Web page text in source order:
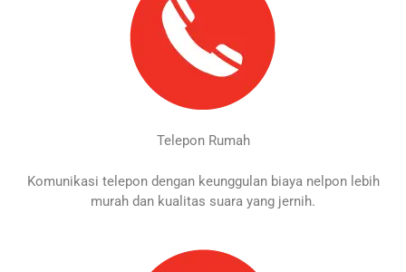
Telepon Rumah
Komunikasi telepon dengan keunggulan biaya nelpon lebih
murah dan kualitas suara yang jernih.